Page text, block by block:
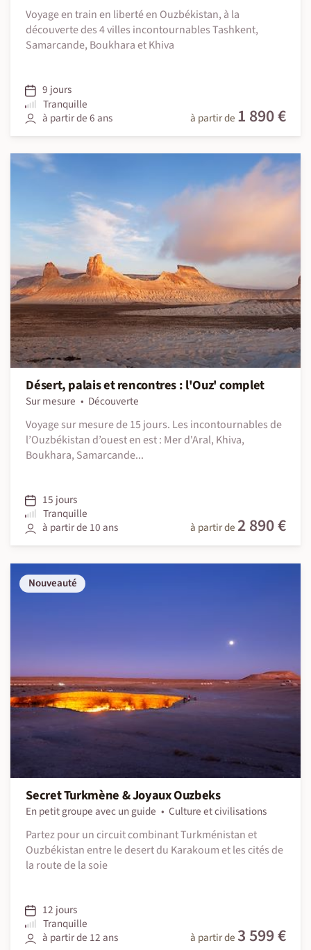
Voyage en train en liberté en Ouzbékistan, à la
découverte des 4 villes incontournables Tashkent,
Samarcande, Boukhara et Khiva
9 jours
Tranquille
à partir de 6 ans
à partir de 1 890 €
Désert, palais et rencontres : l'Ouz' complet
Sur mesure
Découverte
Voyage sur mesure de 15 jours. Les incontournables de
l’Ouzbékistan d’ouest en est : Mer d'Aral, Khiva,
Boukhara, Samarcande...
15 jours
Tranquille
à partir de 10 ans
à partir de 2 890 €
Nouveauté
Secret Turkmène & Joyaux Ouzbeks
En petit groupe avec un guide
Culture et civilisations
Partez pour un circuit combinant Turkménistan et
Ouzbékistan entre le desert du Karakoum et les cités de
la route de la soie
12 jours
Tranquille
à partir de 12 ans
à partir de 3 599 €